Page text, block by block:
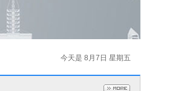
今天是 8月7日 星期五